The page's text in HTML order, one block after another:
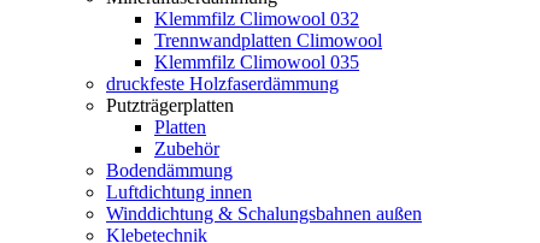
Klemmfilz Climowool 032
Trennwandplatten Climowool
Klemmfilz Climowool 035
druckfeste Holzfaserdämmung
Putzträgerplatten
Platten
Zubehör
Bodendämmung
Luftdichtung innen
Winddichtung & Schalungsbahnen außen
Klebetechnik